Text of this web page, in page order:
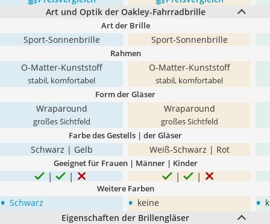
Art und Optik der Oakley-Fahrradbrille
Art der Brille
Sport-Sonnenbrille Sport-Sonnenbrille
Rahmen
O-Matter-Kunststoff
stabil, komfortabel
O-Matter-Kunststoff
stabil, komfortabel
Form der Gläser
Wraparound
großes Sichtfeld
Wraparound
großes Sichtfeld
Farbe des Gestells | der Gläser
Schwarz | Gelb Weiß-Schwarz | Rot
Geeignet für Frauen | Männer | Kinder
Weitere Farben
• Schwarz • keine •
Eigenschaften der Brillengläser